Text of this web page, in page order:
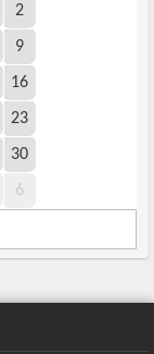
2
9
16
23
30
6